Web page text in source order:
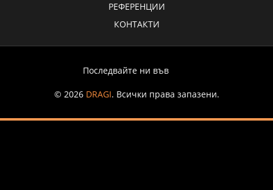
РЕФЕРЕНЦИИ
КОНТАКТИ
Последвайте ни във
© 2026 DRAGI. Всички права запазени.